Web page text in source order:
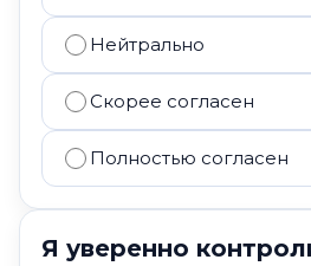
Нейтрально
Скорее согласен
Полностью согласен
Я уверенно